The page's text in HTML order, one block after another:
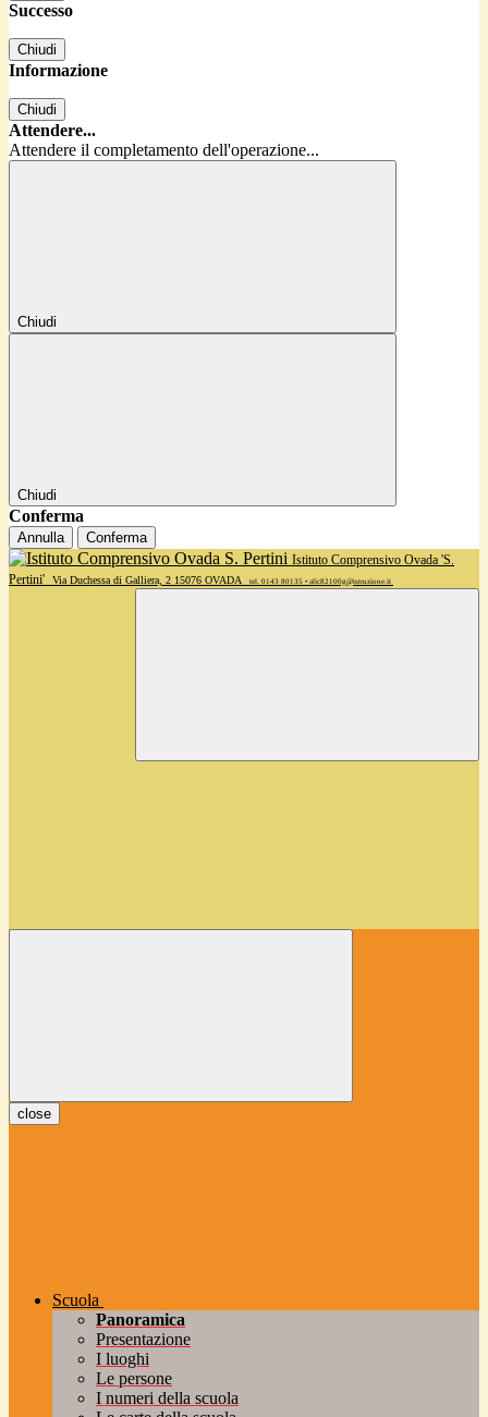
Successo
Chiudi
Informazione
Chiudi
Attendere...
Attendere il completamento dell'operazione...
Chiudi
Chiudi
Conferma
Annulla Conferma
Istituto Comprensivo Ovada 'S.
Pertini'
Via Duchessa di Galliera, 2 15076 OVADA tel. 0143 80135 • alic82100g@istruzione.it
close
Scuola
Panoramica
Presentazione
I luoghi
Le persone
I numeri della scuola